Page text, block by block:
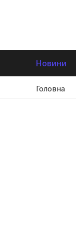
Новини
Головна